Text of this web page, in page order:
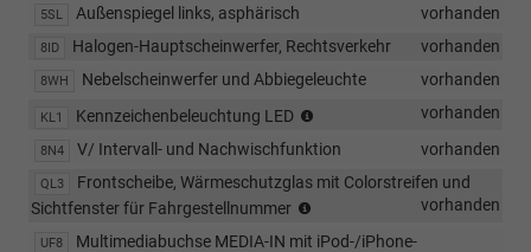
und
vorn
5SL Außenspiegel links, asphärisch vorhanden
8ID Halogen-Hauptscheinwerfer, Rechtsverkehr vorhanden
8WH Nebelscheinwerfer und Abbiegeleuchte vorhanden
KL1 Kennzeichenbeleuchtung LED vorhanden
8N4 V/ Intervall- und Nachwischfunktion vorhanden
QL3
Frontscheibe, Wärmeschutzglas mit Colorstreifen und
Sichtfenster für Fahrgestellnummer
vorhanden
UF8
Multimediabuchse MEDIA-IN mit iPod-/iPhone-